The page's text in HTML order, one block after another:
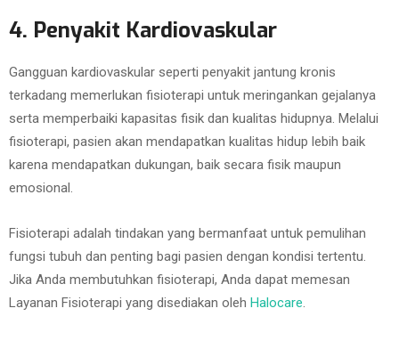
4. Penyakit Kardiovaskular
Gangguan kardiovaskular seperti penyakit jantung kronis
terkadang memerlukan fisioterapi untuk meringankan gejalanya
serta memperbaiki kapasitas fisik dan kualitas hidupnya. Melalui
fisioterapi, pasien akan mendapatkan kualitas hidup lebih baik
karena mendapatkan dukungan, baik secara fisik maupun
emosional.
Fisioterapi adalah tindakan yang bermanfaat untuk pemulihan
fungsi tubuh dan penting bagi pasien dengan kondisi tertentu.
Jika Anda membutuhkan fisioterapi, Anda dapat memesan
Layanan Fisioterapi yang disediakan oleh Halocare.